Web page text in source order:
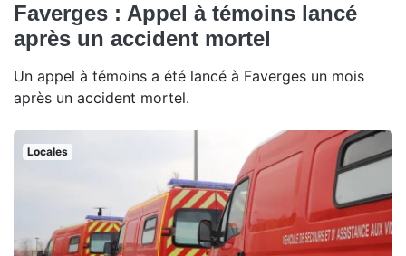
Faverges : Appel à témoins lancé
après un accident mortel
Un appel à témoins a été lancé à Faverges un mois
après un accident mortel.
Locales